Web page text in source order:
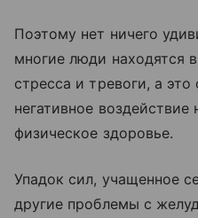
Поэтому нет ничего
многие люди находятся
стресса и тревоги, а
негативное воздействие
физическое здоровье.
Упадок сил, учащенное
другие проблемы с